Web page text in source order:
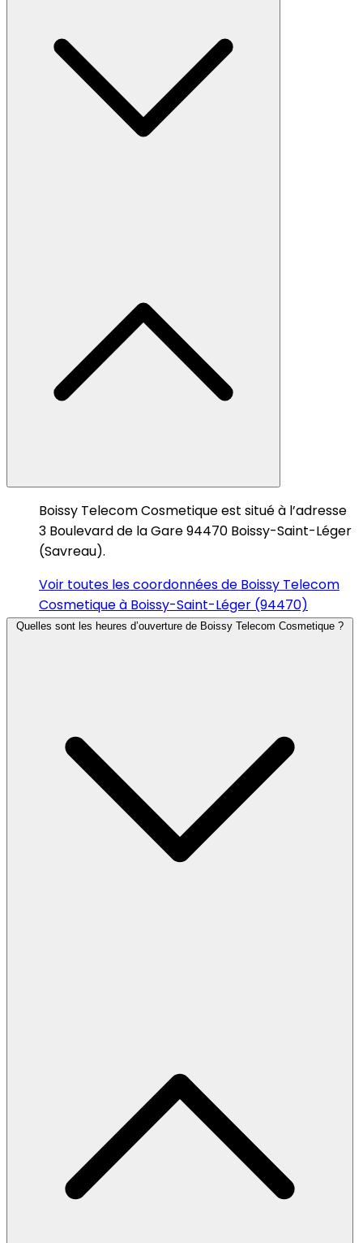
Boissy Telecom Cosmetique est situé à l’adresse
3 Boulevard de la Gare 94470 Boissy-Saint-Léger
(Savreau).
Voir toutes les coordonnées de Boissy Telecom
Cosmetique à Boissy-Saint-Léger (94470)
Quelles sont les heures d’ouverture de Boissy Telecom Cosmetique ?